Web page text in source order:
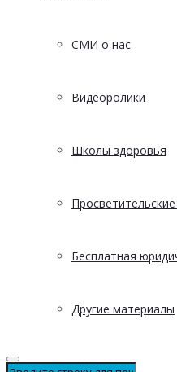
СМИ о нас
Видеоролики
Школы здоровья
Бесплатная
Другие материалы